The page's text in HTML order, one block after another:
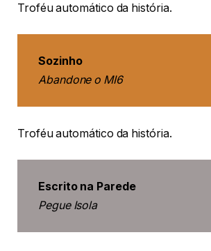
Troféu automático da história.
Sozinho
Abandone o MI6
Troféu automático da história.
Escrito na Parede
Pegue Isola